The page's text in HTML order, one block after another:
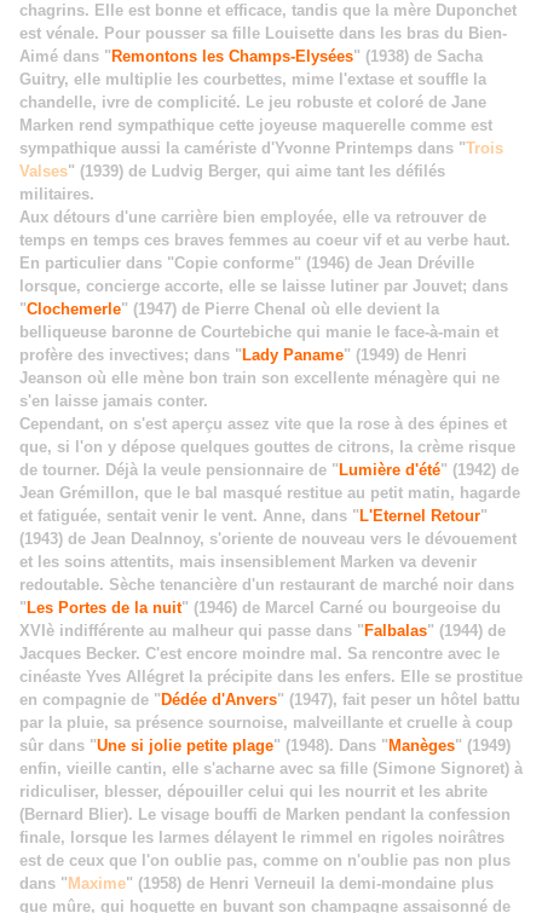
chagrins. Elle est bonne et efficace, tandis que la mère Duponchet
est vénale. Pour pousser sa fille Louisette dans les bras du Bien-
Aimé dans " Remontons les Champs-Elysées" (1938) de Sacha
Guitry, elle multiplie les courbettes, mime l'extase et souffle la
chandelle, ivre de complicité. Le jeu robuste et coloré de Jane
Marken rend sympathique cette joyeuse maquerelle comme est
sympathique aussi la camériste d'Yvonne Printemps dans "Trois
Valses" (1939) de Ludvig Berger, qui aime tant les défilés
militaires.
Aux détours d'une carrière bien employée, elle va retrouver de
temps en temps ces braves femmes au coeur vif et au verbe haut.
En particulier dans "Copie conforme" (1946) de Jean Dréville
lorsque, concierge accorte, elle se laisse lutiner par Jouvet; dans
"Clochemerle" (1947) de Pierre Chenal où elle devient la
belliqueuse baronne de Courtebiche qui manie le face-à-main et
profère des invectives; dans " Lady Paname" (1949) de Henri
Jeanson où elle mène bon train son excellente ménagère qui ne
s'en laisse jamais conter.
Cependant, on s'est aperçu assez vite que la rose à des épines et
que, si l'on y dépose quelques gouttes de citrons, la crème risque
de tourner. Déjà la veule pensionnaire de " Lumière d'été" (1942) de
Jean Grémillon, que le bal masqué restitue au petit matin, hagarde
et fatiguée, sentait venir le vent. Anne, dans " L'Eternel Retour"
(1943) de Jean Dealnnoy, s'oriente de nouveau vers le dévouement
et les soins attentits, mais insensiblement Marken va devenir
redoutable. Sèche tenancière d'un restaurant de marché noir dans
" Les Portes de la nuit" (1946) de Marcel Carné ou bourgeoise du
XVIè indifférente au malheur qui passe dans " Falbalas" (1944) de
Jacques Becker. C'est encore moindre mal. Sa rencontre avec le
cinéaste Yves Allégret la précipite dans les enfers. Elle se prostitue
en compagnie de " Dédée d'Anvers" (1947), fait peser un hôtel battu
par la pluie, sa présence sournoise, malveillante et cruelle à coup
sûr dans "Une si jolie petite plage" (1948). Dans " Manèges" (1949)
enfin, vieille cantin, elle s'acharne avec sa fille (Simone Signoret) à
ridiculiser, blesser, dépouiller celui qui les nourrit et les abrite
(Bernard Blier). Le visage bouffi de Marken pendant la confession
finale, lorsque les larmes délayent le rimmel en rigoles noirâtres
est de ceux que l'on oublie pas, comme on n'oublie pas non plus
dans " Maxime" (1958) de Henri Verneuil la demi-mondaine plus
que mûre, qui hoquette en buvant son champagne assaisonné de